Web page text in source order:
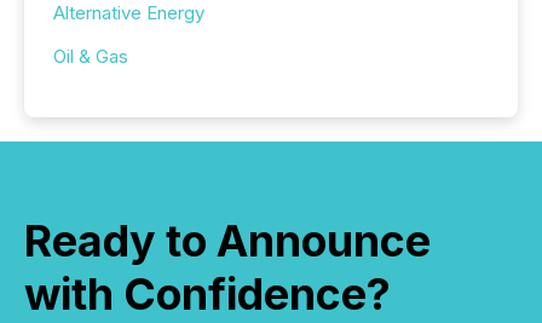
Alternative Energy
Oil & Gas
Ready to Announce
with Confidence?